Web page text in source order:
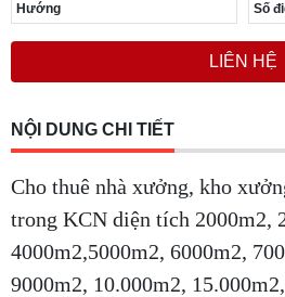
Hướng
Số
LIÊN HỆ
NỘI DUNG CHI TIẾT
Cho thuê nhà xưởng, kho
trong KCN diện tích 2000m2,
4000m2,5000m2, 6000m2,
9000m2, 10.000m2,